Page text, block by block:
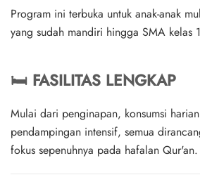
Program ini terbuka untuk anak-anak
yang sudah mandiri hingga SMA kelas
🛏️ FASILITAS LENGKAP
Mulai dari penginapan, konsumsi
pendampingan intensif, semua
fokus sepenuhnya pada hafalan Qur'an.